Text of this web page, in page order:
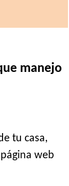
manejo
tu casa,
web